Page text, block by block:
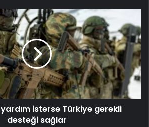
yardım isterse Türkiye gerekli
desteği sağlar